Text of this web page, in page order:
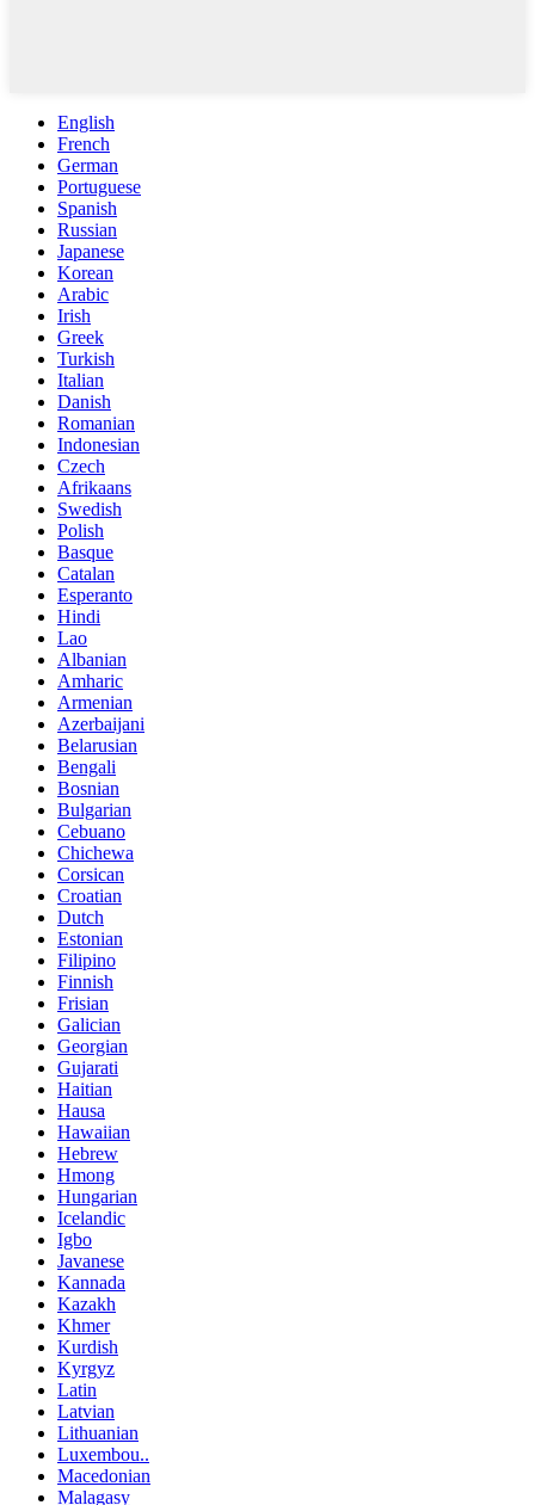
English
French
German
Portuguese
Spanish
Russian
Japanese
Korean
Arabic
Irish
Greek
Turkish
Italian
Danish
Romanian
Indonesian
Czech
Afrikaans
Swedish
Polish
Basque
Catalan
Esperanto
Hindi
Lao
Albanian
Amharic
Armenian
Azerbaijani
Belarusian
Bengali
Bosnian
Bulgarian
Cebuano
Chichewa
Corsican
Croatian
Dutch
Estonian
Filipino
Finnish
Frisian
Galician
Georgian
Gujarati
Haitian
Hausa
Hawaiian
Hebrew
Hmong
Hungarian
Icelandic
Igbo
Javanese
Kannada
Kazakh
Khmer
Kurdish
Kyrgyz
Latin
Latvian
Lithuanian
Luxembou..
Macedonian
Malagasy